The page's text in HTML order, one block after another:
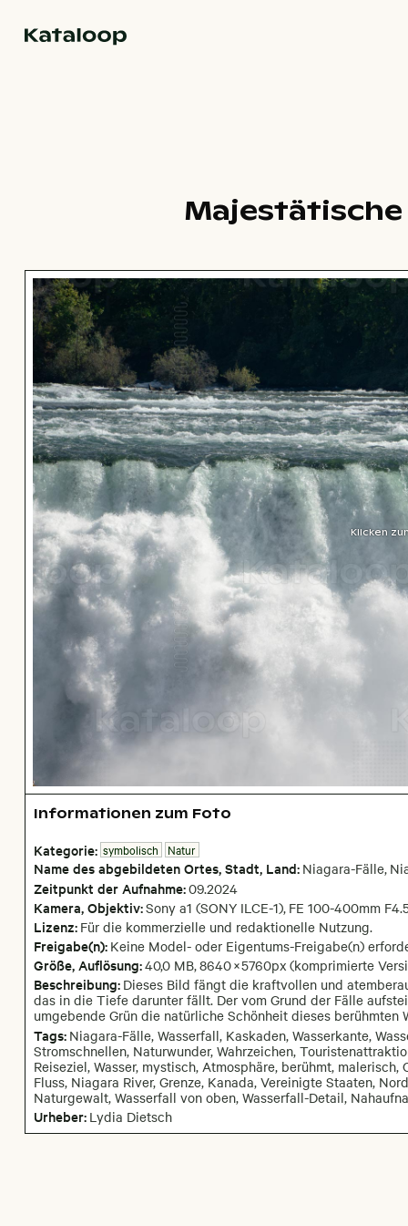
Majestätische
Klicken
Informationen zum Foto
Kategorie: symbolisch Natur
Name des abgebildeten Ortes,Stadt, Land: Niagara-Fälle,
Zeitpunkt der Aufnahme:09.2024
Kamera, Objektiv:Sony a1 (SONY ILCE-1), FE 100-400mm
Lizenz: Für die kommerzielle und redaktionelle Nutzung.
Freigabe(n): Keine Model- oder Eigentums-Freigabe(n)
Größe, Auflösung:40,0 MB,8640×5760px (komprimierte
Beschreibung: Dieses Bild fängt die kraftvollen und
das in die Tiefe darunter fällt. Der vom Grund der Fälle
umgebende Grün die natürliche Schönheit dieses berühmten
Tags: Niagara-Fälle, Wasserfall, Kaskaden, Wasserkante,
Stromschnellen, Naturwunder, Wahrzeichen,
Reiseziel, Wasser, mystisch, Atmosphäre, berühmt,
Fluss, Niagara River, Grenze, Kanada, Vereinigte Staaten,
Naturgewalt, Wasserfall von oben, Wasserfall-Detail,
Urheber: Lydia Dietsch